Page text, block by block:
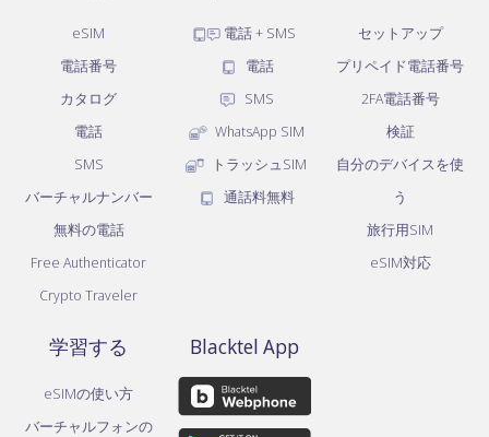
eSIM
電話番号
カタログ
電話
SMS
バーチャルナンバー
無料の電話
Free Authenticator
Crypto Traveler
電話 + SMS
電話
SMS
WhatsApp SIM
トラッシュSIM
通話料無料
セットアップ
プリペイド電話番号
2FA電話番号
検証
自分のデバイスを使
う
旅行用SIM
eSIM対応
学習する
eSIMの使い方
バーチャルフォンの
Blacktel App